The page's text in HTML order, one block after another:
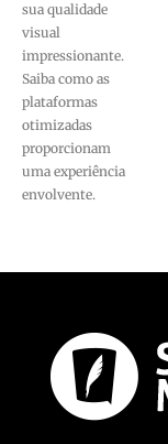
sua qualidade
visual
impressionante.
Saiba como as
plataformas
otimizadas
proporcionam
uma experiência
envolvente.